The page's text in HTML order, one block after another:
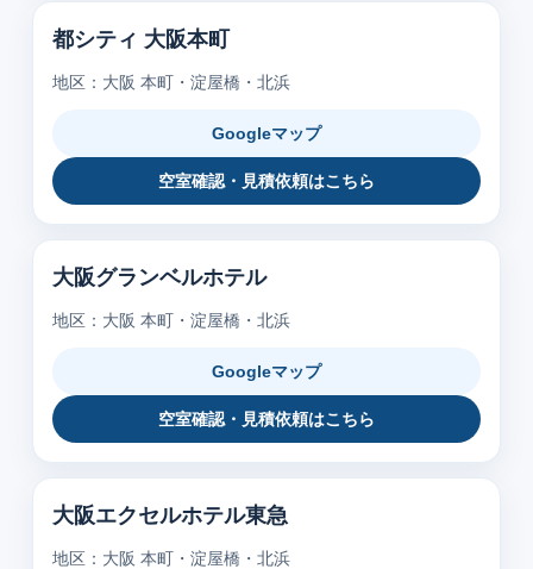
都シティ 大阪本町
地区：大阪 本町・淀屋橋・北浜
Googleマップ
空室確認・見積依頼はこちら
大阪グランベルホテル
地区：大阪 本町・淀屋橋・北浜
Googleマップ
空室確認・見積依頼はこちら
大阪エクセルホテル東急
地区：大阪 本町・淀屋橋・北浜